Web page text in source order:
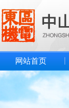
网站首页